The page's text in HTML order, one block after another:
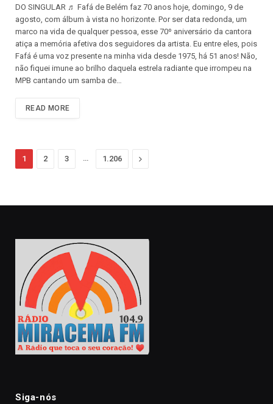
DO SINGULAR ♬ Fafá de Belém faz 70 anos hoje, domingo, 9 de
agosto, com álbum à vista no horizonte. Por ser data redonda, um
marco na vida de qualquer pessoa, esse 70º aniversário da cantora
atiça a memória afetiva dos seguidores da artista. Eu entre eles, pois
Fafá é uma voz presente na minha vida desde 1975, há 51 anos! Não,
não fiquei imune ao brilho daquela estrela radiante que irrompeu na
MPB cantando um samba de…
READ MORE
1 2 3 1.206 Next
Siga-nós